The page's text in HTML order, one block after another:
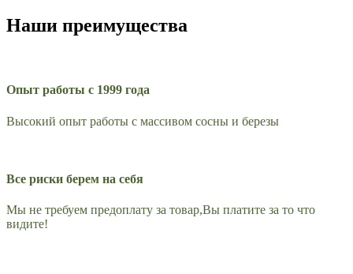
Наши преимущества
Опыт работы с 1999 года
Высокий опыт работы с массивом сосны и березы
Все риски берем на себя
Мы не требуем предоплату за товар,Вы платите за то что
видите!